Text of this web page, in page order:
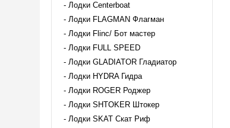
Лодки Centerboat
Лодки FLAGMAN Флагман
Лодки Flinc/ Бот мастер
Лодки FULL SPEED
Лодки GLADIATOR Гладиатор
Лодки HYDRA Гидра
Лодки ROGER Роджер
Лодки SHTOKER Штокер
Лодки SKAT Скат Риф